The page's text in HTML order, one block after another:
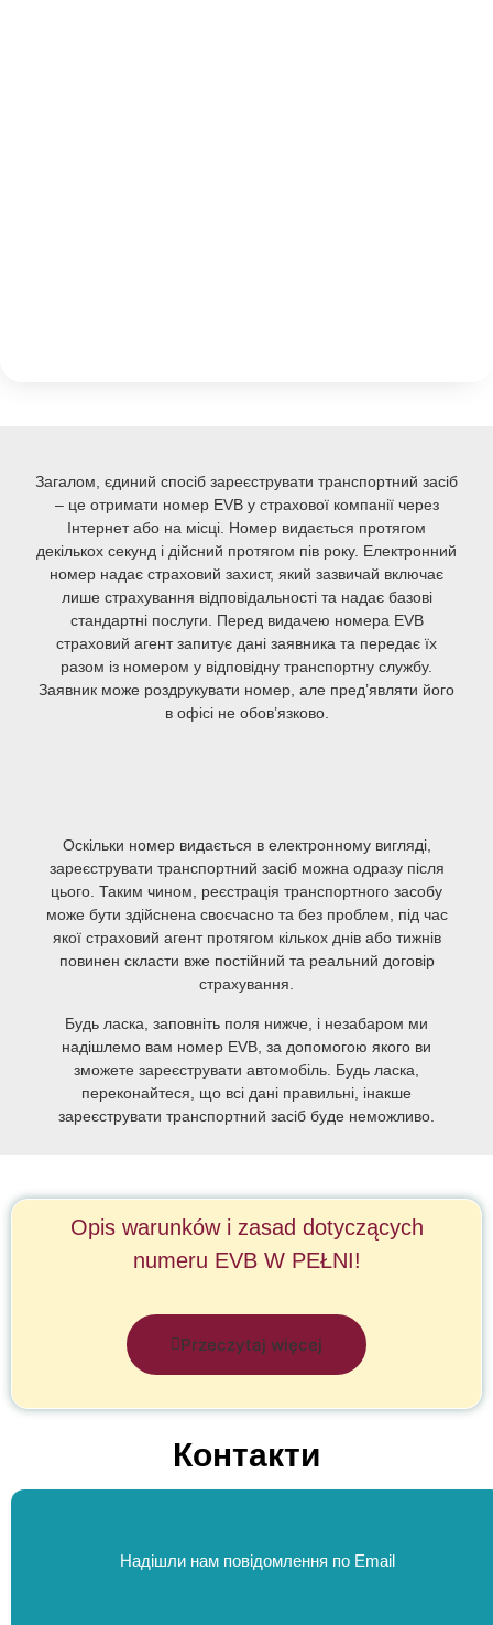
Загалом, єдиний спосіб зареєструвати транспортний засіб
– це отримати номер EVB у страхової компанії через
Інтернет або на місці. Номер видається протягом
декількох секунд і дійсний протягом пів року. Електронний
номер надає страховий захист, який зазвичай включає
лише страхування відповідальності та надає базові
стандартні послуги. Перед видачею номера EVB
страховий агент запитує дані заявника та передає їх
разом із номером у відповідну транспортну службу.
Заявник може роздрукувати номер, але пред’являти його
в офісі не обов’язково.
Оскільки номер видається в електронному вигляді,
зареєструвати транспортний засіб можна одразу після
цього. Таким чином, реєстрація транспортного засобу
може бути здійснена своєчасно та без проблем, під час
якої страховий агент протягом кількох днів або тижнів
повинен скласти вже постійний та реальний договір
страхування.
Будь ласка, заповніть поля нижче, і незабаром ми
надішлемо вам номер EVB, за допомогою якого ви
зможете зареєструвати автомобіль. Будь ласка,
переконайтеся, що всі дані правильні, інакше
зареєструвати транспортний засіб буде неможливо.
Opis warunków i zasad dotyczących
numeru EVB W PEŁNI!
Przeczytaj więcej
Контакти
Надішли нам повідомлення по Email